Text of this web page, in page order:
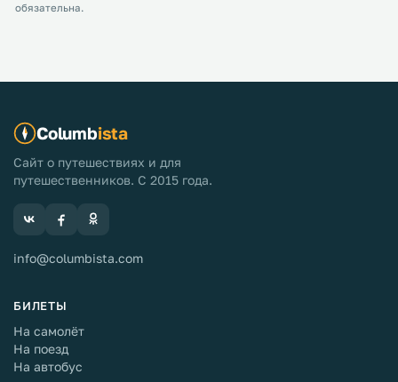
обязательна.
Columbista
Сайт о путешествиях и для
путешественников. С 2015 года.
info@columbista.com
БИЛЕТЫ
На самолёт
На поезд
На автобус